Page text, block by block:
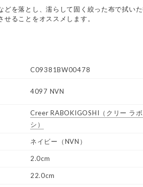
どを落とし、濡らして固く絞った布で拭い
せることをオススメします。
C09381BW00478
4097 NVN
Creer RABOKIGOSHI （クリー ラ
シ）
ネイビー（NVN）
2.0cm
22.0cm